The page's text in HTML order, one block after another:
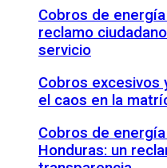
Cobros de
reclamo
servicio
Cobros excesivos
el caos en la
Cobros de
Honduras: un